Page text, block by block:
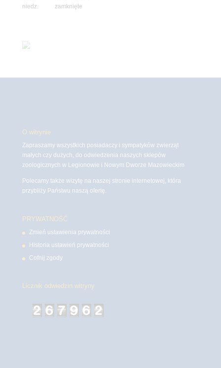
niedz. zamknięte
O witrynie
Zapraszamy wszystkich posiadaczy i sympatyków zwierząt
małych czy dużych, do odwiedzenia naszych sklepów
zoologicznych w Legionowie i Nowym Dworze Mazowieckim
Polecamy także wizytę na naszej stronie internetowej, która
przybliży Państwu naszą ofertę.
PRYWATNOŚĆ
Zmień ustawienia prywatności
Historia ustawień prywatności
Cofnij zgody
Licznik odwiedzin witryny